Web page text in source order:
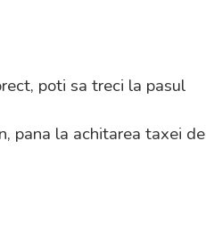
poti sa treci la pasul
pana la achitarea taxei de